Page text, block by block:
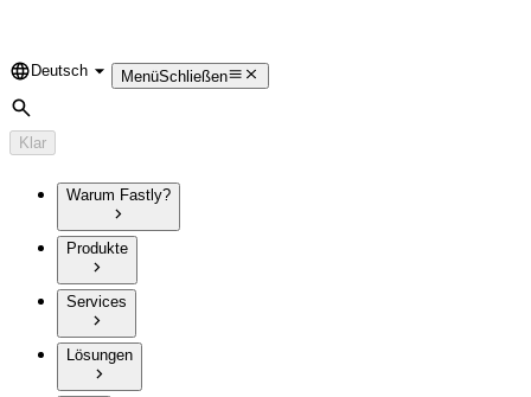
Language
Deutsch MenüSchließen
Suche
Klar
Warum Fastly?
Produkte
Services
Lösungen